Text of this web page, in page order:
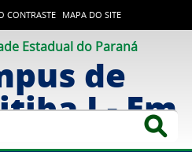
CONTRASTE MAPA DO SITE
Estadual do Paraná
de
I -